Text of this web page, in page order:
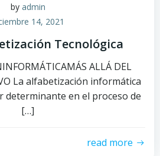
by admin
14, 2021
Tecnológica
ALLÁ DEL
La alfabetización informática
determinante en el proceso de
[…]
read more